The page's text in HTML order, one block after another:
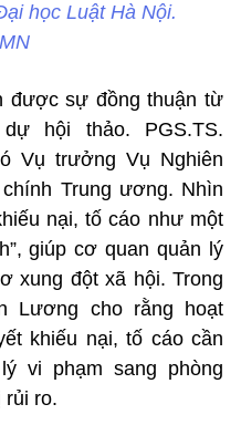
học Luật Hà Nội.
được sự đồng thuận từ
hội thảo. PGS.TS.
Vụ trưởng Vụ Nghiên
Trung ương. Nhìn
nại, tố cáo như một
giúp cơ quan quản lý
xung đột xã hội. Trong
Lương cho rằng hoạt
khiếu nại, tố cáo cần
vi phạm sang phòng
rủi ro.